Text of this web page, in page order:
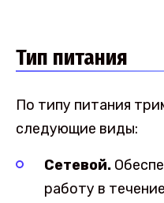
Тип питания
По типу питания
следующие виды:
Сетевой.
работу в